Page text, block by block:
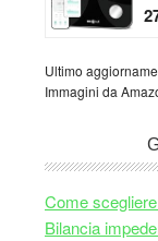
Ultimo
Immagini da
Come
Bilancia